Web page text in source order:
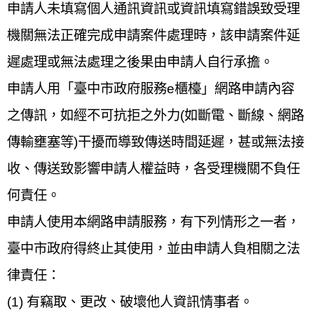
申請人未填寫個人通訊資訊或資訊填寫錯誤致受理
機關無法正確完成申請案件處理時，該申請案件延
遲處理或無法處理之後果由申請人自行承擔。
申請人用「臺中市政府服務e櫃檯」網路申請內容
之傳訊，如經不可抗拒之外力(如斷電、斷線、網路
傳輸壅塞等)干擾而導致傳送時間延遲，甚或無法接
收、傳送致影響申請人權益時，各受理機關不負任
何責任。
申請人使用本網路申請服務，有下列情形之一者，
臺中市政府得終止其使用，並由申請人負相關之法
律責任：
(1) 有竊取、更改、破壞他人資訊情事者。